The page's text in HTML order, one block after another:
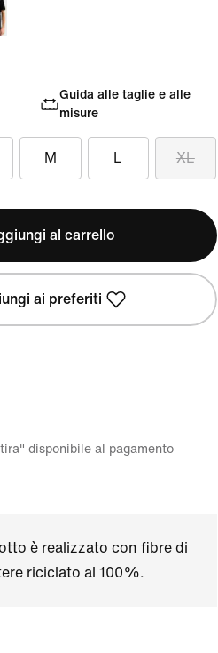
Guida alle taglie e alle
misure
M L XL
al carrello
ai preferiti
disponibile al pagamento
è realizzato con fibre di
riciclato al 100%.